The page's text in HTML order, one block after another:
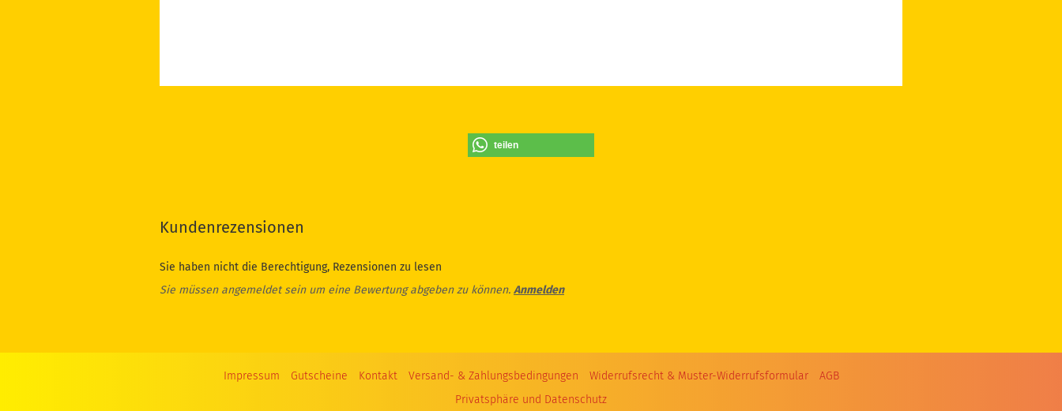
teilen
Kundenrezensionen
Sie haben nicht die Berechtigung, Rezensionen zu lesen
Sie müssen angemeldet sein um eine Bewertung abgeben zu können. Anmelden
Impressum Gutscheine Kontakt Versand- & Zahlungsbedingungen Widerrufsrecht & Muster-Widerrufsformular
AGB
Privatsphäre und Datenschutz